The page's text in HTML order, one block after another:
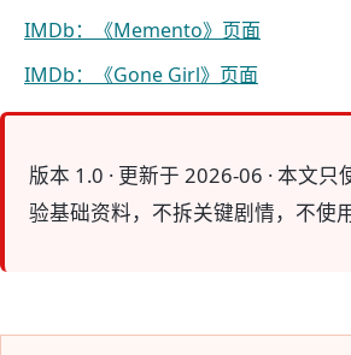
IMDb：《Memento》页面
IMDb：《Gone Girl》页面
版本 1.0 · 更新于 2026-06 · 本文只
验基础资料，不拆关键剧情，不使